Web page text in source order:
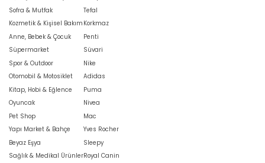
Sofra & Mutfak
Kozmetik & Kişisel Bakım
Anne, Bebek & Çocuk
Süpermarket
Spor & Outdoor
Otomobil & Motosiklet
Kitap, Hobi & Eğlence
Oyuncak
Pet Shop
Yapı Market & Bahçe
Beyaz Eşya
Sağlık & Medikal Ürünler
Tefal
Korkmaz
Penti
Süvari
Nike
Adidas
Puma
Nivea
Mac
Yves Rocher
Sleepy
Royal Canin